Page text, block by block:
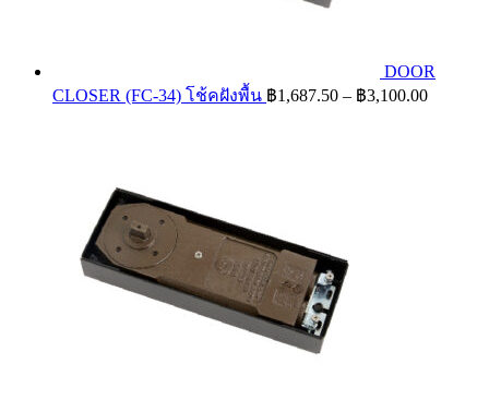
DOOR
CLOSER (FC-34) โช้คฝังพื้น ฿1,687.50 – ฿3,100.00Price